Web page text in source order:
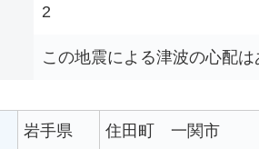
2
この地震による津波の心配
岩手県 住田町 一関市